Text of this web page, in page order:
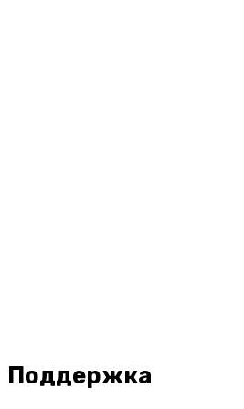
Поддержка